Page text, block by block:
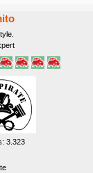
3.323